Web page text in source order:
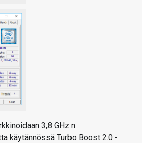
3,8 GHz:n
käytännössä Turbo Boost 2.0 -